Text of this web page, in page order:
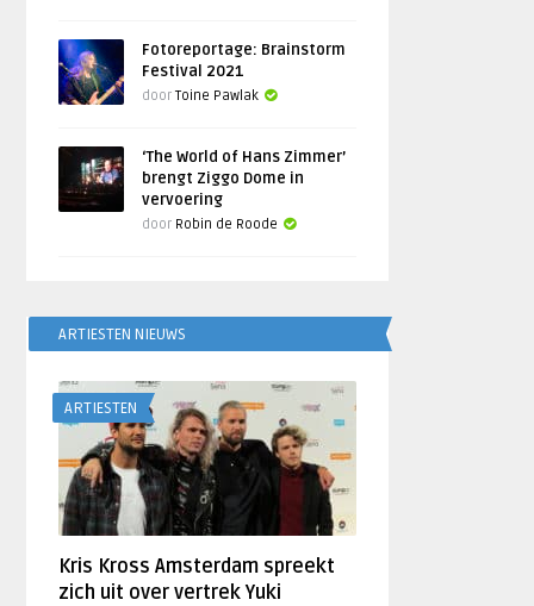
Fotoreportage: Brainstorm
Festival 2021
doorToine Pawlak
‘The World of Hans Zimmer’
brengt Ziggo Dome in
vervoering
door Robin de Roode
ARTIESTEN NIEUWS
ARTIESTEN
Kris Kross Amsterdam spreekt
zich uit over vertrek Yuki